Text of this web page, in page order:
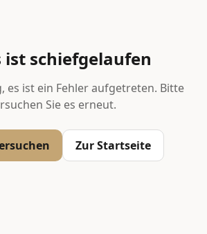
ist schiefgelaufen
es ist ein Fehler aufgetreten. Bitte
Sie es erneut.
Zur Startseite